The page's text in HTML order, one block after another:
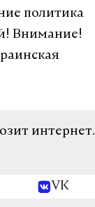
политика
Внимание!
интернет.
VK